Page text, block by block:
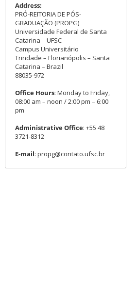
Address:
PRÓ-REITORIA DE PÓS-
GRADUAÇÃO (PROPG)
Universidade Federal de Santa
Catarina – UFSC
Campus Universitário
Trindade – Florianópolis – Santa
Catarina – Brazil
88035-972
Office Hours: Monday to Friday,
08:00 am – noon / 2:00 pm – 6:00
pm
Administrative Office: +55 48
3721-8312
E-mail: propg@contato.ufsc.br